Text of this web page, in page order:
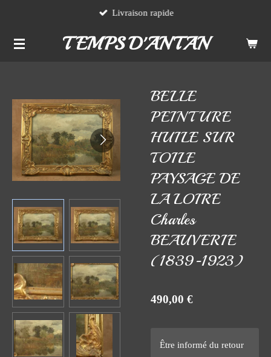
contenu
TEMPS D'ANTAN
Livraison rapide
BELLE
PEINTURE
HUILE SUR
TOILE
PAYSAGE DE
LA LOIRE
Charles
BEAUVERIE
(1839-1923)
490,00 €
Être informé du retour